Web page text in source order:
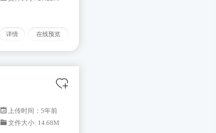
详情 在线预览
上传时间：5年前
文件大小: 14.68M